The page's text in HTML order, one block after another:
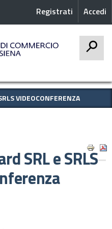
Accedi
Registrati
VIDEOCONFERENZA
SRL e SRLS